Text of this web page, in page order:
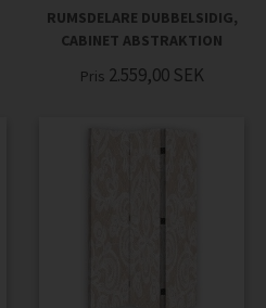
RUMSDELARE DUBBELSIDIG,
CABINET ABSTRAKTION
Pris 2.559,00 SEK